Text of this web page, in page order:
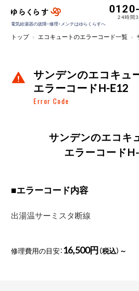
電気給湯器の故障・修理・メンテはゆらくらすへ
24時間
トップ エコキュートのエラーコード一覧
サンデンのエコキュ
エラーコードH-E12
Error Code
サンデンのエコキ
エラーコード
■エラーコード内容
出湯温サーミスタ断線
修理費用の目安： 16,500円（税込）～